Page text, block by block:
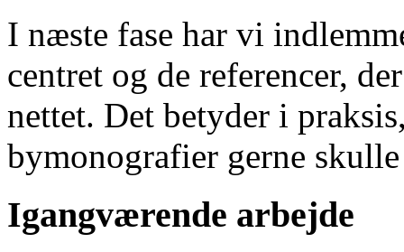
I næste fase har vi
centret og de referencer,
nettet. Det betyder i
bymonografier gerne
Igangværende arbejde